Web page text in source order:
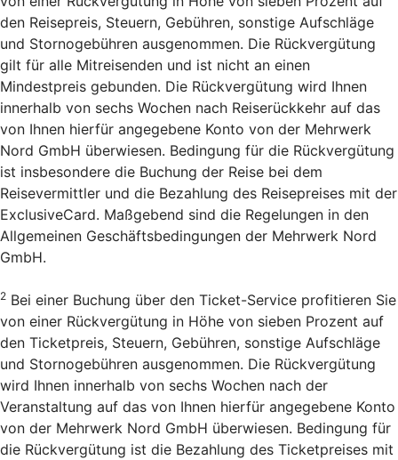
den Reisepreis, Steuern, Gebühren, sonstige Aufschläge
und Stornogebühren ausgenommen. Die Rückvergütung
gilt für alle Mitreisenden und ist nicht an einen
Mindestpreis gebunden. Die Rückvergütung wird Ihnen
innerhalb von sechs Wochen nach Reiserückkehr auf das
von Ihnen hierfür angegebene Konto von der Mehrwerk
Nord GmbH überwiesen. Bedingung für die Rückvergütung
ist insbesondere die Buchung der Reise bei dem
Reisevermittler und die Bezahlung des Reisepreises mit der
ExclusiveCard. Maßgebend sind die Regelungen in den
Allgemeinen Geschäftsbedingungen der Mehrwerk Nord
GmbH.
2 Bei einer Buchung über den Ticket-Service profitieren Sie
von einer Rückvergütung in Höhe von sieben Prozent auf
den Ticketpreis, Steuern, Gebühren, sonstige Aufschläge
und Stornogebühren ausgenommen. Die Rückvergütung
wird Ihnen innerhalb von sechs Wochen nach der
Veranstaltung auf das von Ihnen hierfür angegebene Konto
von der Mehrwerk Nord GmbH überwiesen. Bedingung für
die Rückvergütung ist die Bezahlung des Ticketpreises mit